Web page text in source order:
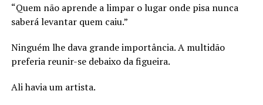
“Quem não aprende a limpar o lugar onde pisa nunca
saberá levantar quem caiu.”
Ninguém lhe dava grande importância. A multidão
preferia reunir-se debaixo da figueira.
Ali havia um artista.